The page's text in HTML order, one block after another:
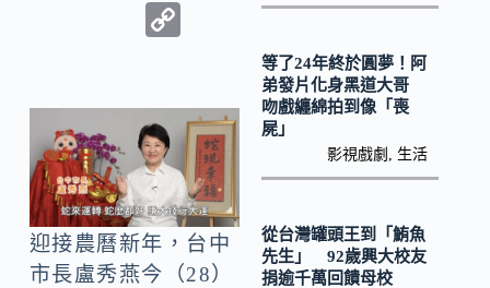
o
o
k
y
Li
n
k
迎接農曆新年，台中
市長盧秀燕今（28）
等了24年終於圓夢！阿
弟發片化身黑道大哥
吻戲纏綿拍到像「喪
屍」
影視戲劇 生活
從台灣罐頭王到「鮪魚
先生」 92歲興大校友
捐逾千萬回饋母校